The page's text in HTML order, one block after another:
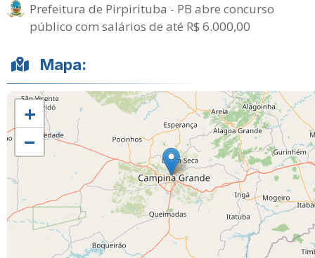
Prefeitura de Pirpirituba - PB abre concurso
público com salários de até R$ 6.000,00
Mapa:
+
−